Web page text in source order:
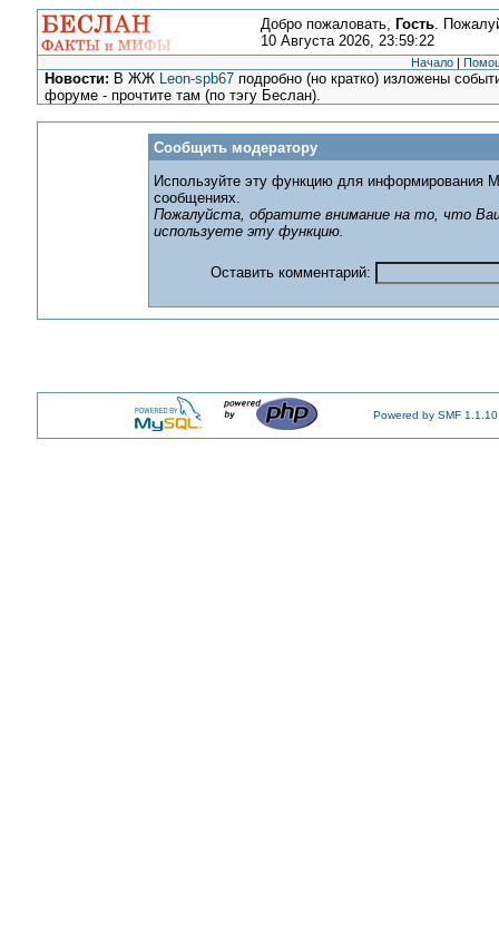
Добро пожаловать, Гость.
10 Августа 2026, 23:59:22
Начало |
Новости: В ЖЖ Leon-spb67 подробно (но кратко) изложены
форуме - прочтите там (по тэгу Беслан).
Сообщить модератору
Используйте эту функцию для информирования
сообщениях.
Пожалуйста, обратите внимание на то, что
используете эту функцию.
Оставить комментарий:
Powered by SMF 1.1.10